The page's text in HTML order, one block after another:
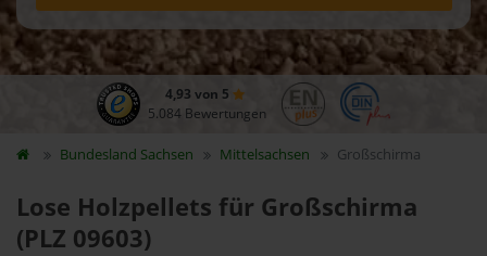
4,93 von 5
5.084 Bewertungen
Bundesland Sachsen Mittelsachsen Großschirma
Lose Holzpellets für Großschirma
(PLZ 09603)